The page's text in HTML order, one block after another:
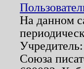
На данном
Союза